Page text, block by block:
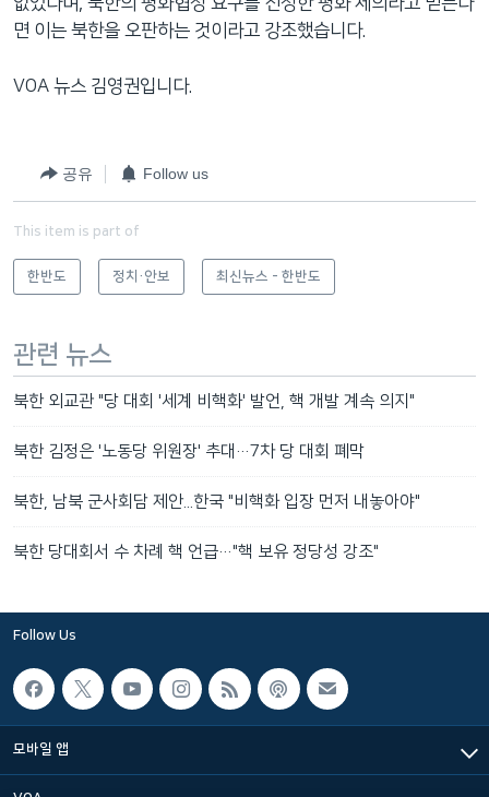
면 이는 북한을 오판하는 것이라고 강조했습니다.
VOA 뉴스 김영권입니다.
공유 Follow us
This item is part of
한반도 정치·안보 최신뉴스 - 한반도
관련 뉴스
북한 외교관 "당 대회 '세계 비핵화' 발언, 핵 개발 계속 의지"
북한 김정은 '노동당 위원장' 추대…7차 당 대회 폐막
북한, 남북 군사회담 제안...한국 "비핵화 입장 먼저 내놓아야"
북한 당대회서 수 차례 핵 언급…"핵 보유 정당성 강조"
Follow Us
모바일 앱